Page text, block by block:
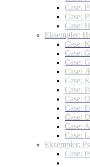
Case:
Case:
Case:
Eksempler:
Case:
Case:
Case:
Case:
Case:
Case:
Case:
Case:
Case:
Case:
Case:
Eksempler:
Case: